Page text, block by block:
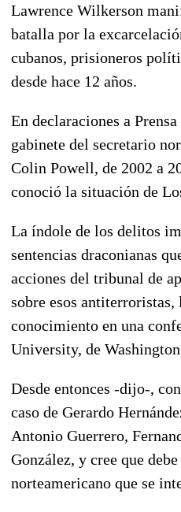
Lawrence Wilkerson
batalla por la
cubanos, prisioneros
desde hace 12 años.
En declaraciones a
gabinete del secretario
Colin Powell, de 2002 a
conoció la situación de
La índole de los delitos
sentencias draconianas
acciones del tribunal de
sobre esos antiterroristas,
conocimiento en una
University, de
Desde entonces -dijo-,
caso de Gerardo
Antonio Guerrero,
González, y cree que
norteamericano que se